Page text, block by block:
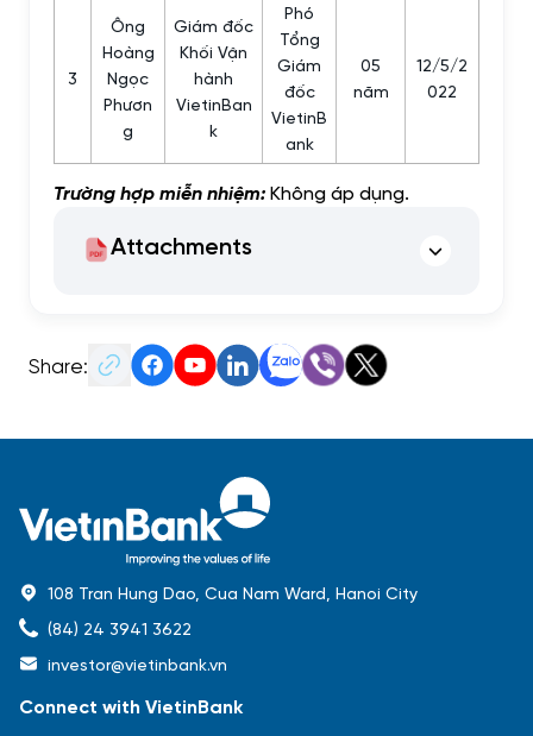
3
Ông
Hoàng
Ngọc
Phươn
g
Giám đốc
Khối Vận
hành
VietinBan
k
Phó
Tổng
Giám
đốc
VietinB
ank
05
năm
12/5/2
022
Trường hợp miễn nhiệm:Không áp dụng.
Attachments
Share:
108 Tran Hung Dao, Cua Nam Ward, Hanoi City
(84) 24 3941 3622
investor@vietinbank.vn
Connect with VietinBank